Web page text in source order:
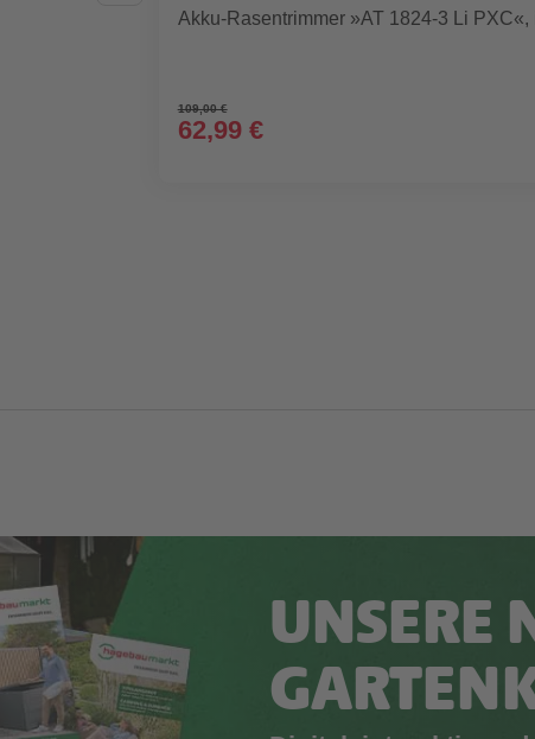
Akku-Rasentrimmer »AT 1824-3 Li PXC«,
109,00 €
62,99 €
UNSERE